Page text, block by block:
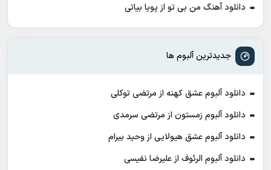
دانلود آهنگ من بی تو از پویا بیاتی
جدیدترین آلبوم ها
دانلود آلبوم عشق کهنه از مرتضی توکلی
دانلود آلبوم زمستون از مرتضی سرمدی
دانلود آلبوم عشق هیولایی از وحید بیرام
دانلود آلبوم الرئوف از علیرضا نفیسی